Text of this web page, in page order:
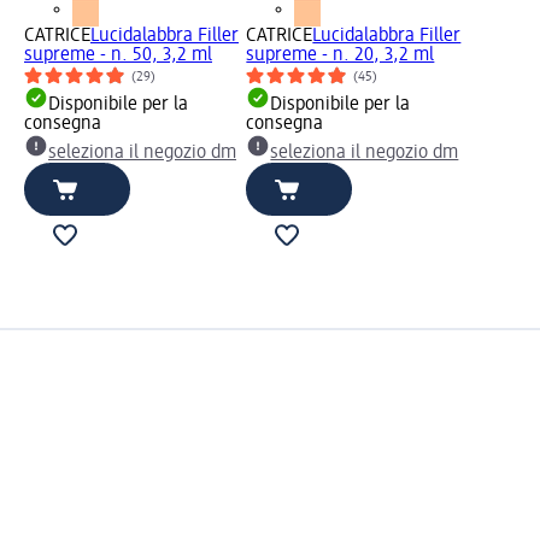
CATRICELucidalabbra Filler
supreme - n. 50, 3,2 ml
(29)
Disponibile per la
consegna
seleziona il negozio dm
CATRICELucidalabbra Filler
supreme - n. 20, 3,2 ml
(45)
Disponibile per la
consegna
seleziona il negozio dm